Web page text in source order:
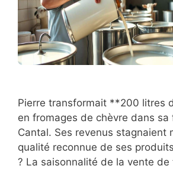
Pierre transformait **200 litres
en fromages de chèvre dans sa
Cantal. Ses revenus stagnaient
qualité reconnue de ses
? La saisonnalité de la vente de